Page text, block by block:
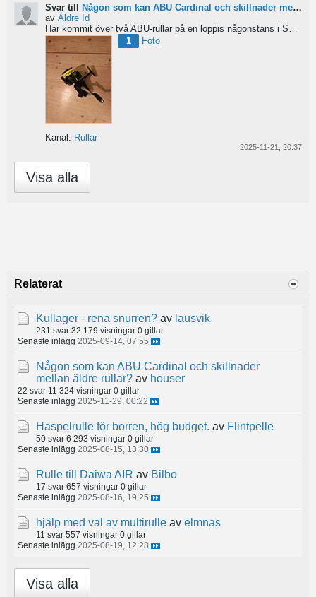
Svar till Någon som kan ABU Cardinal och skillnader mellan äldre rullar?
av Äldre Id
1
Foto
Kanal: Rullar
2025-11-21, 20:37
Visa alla
Relaterat
Kullager - rena snurren? av lausvik
231 svar 32 179 visningar 0 gillar
Senaste inlägg 2025-09-14, 07:55
Någon som kan ABU Cardinal och skillnader
mellan äldre rullar? av houser
22 svar 11 324 visningar 0 gillar
Senaste inlägg 2025-11-29, 00:22
Haspelrulle för borren, hög budget. av Flintpelle
50 svar 6 293 visningar 0 gillar
Senaste inlägg 2025-08-15, 13:30
Rulle till Daiwa AIR av Bilbo
17 svar 657 visningar 0 gillar
Senaste inlägg 2025-08-16, 19:25
hjälp med val av multirulle av elmnas
11 svar 557 visningar 0 gillar
Senaste inlägg 2025-08-19, 12:28
Visa alla